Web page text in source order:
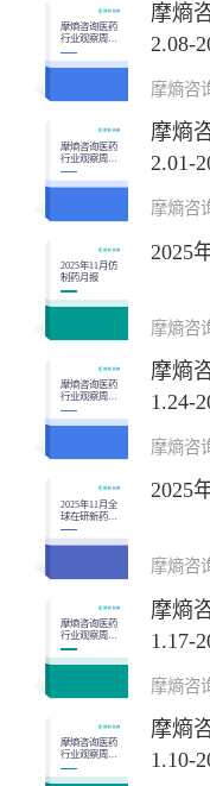
投融资
技术平台研究
心血管系统药物
免疫机能调节药
系统用抗感染药物
血液和造血系统药
摩熵咨询医药
行业观察周报
（2025.12.08-
2025.12.14）
摩熵
2.08-
摩熵咨
摩熵咨询医药
行业观察周报
（2025.12.01-
2025.12.07）
摩熵
2.01-
摩熵咨
2025年11月仿
制药月报
2025
摩熵咨
摩熵咨询医药
行业观察周报
（2025.11.24-
2025.11.30）
摩熵
1.24-
摩熵咨
2025年11月全
球在研新药月
报
2025
摩熵咨
摩熵咨询医药
行业观察周报
（2025.11.17-
2025.11.23）
摩熵
1.17-
摩熵咨
摩熵咨询医药
行业观察周报
（2025.11.10-
2025.11.16）
摩熵
1.10-